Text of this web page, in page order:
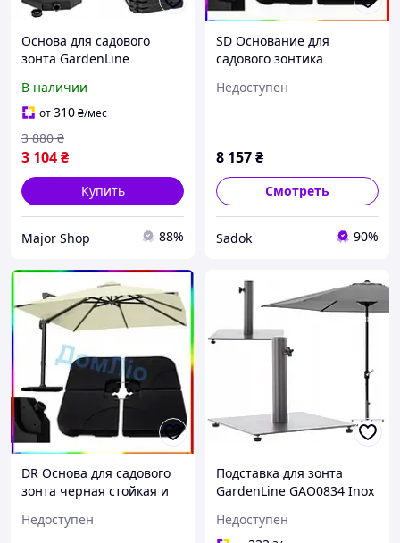
Основа для садового
зонта GardenLine
В наличии
от310₴/мес
3 104₴
3 880 ₴
Купить
Major Shop 88%
SD Основание для
садового зонтика
стойкости и веса черное
Недоступен
8 157₴
Смотреть
Sadok 90%
DR Основа для садового
зонта черная стойкая и
использования Doros
Недоступен
Подставка для зонта
GardenLine GAO0834 Inox
Недоступен